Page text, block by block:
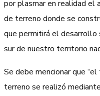
por plasmar en realidad el
de terreno donde se
que permitirá el
sur de nuestro territorio
Se debe mencionar que
terreno se realizó